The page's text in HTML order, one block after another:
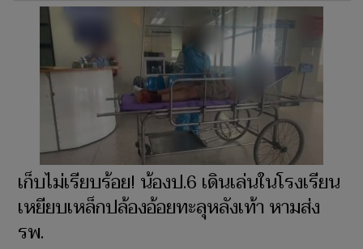
เก็บไม่เรียบร้อย! น้องป.6 เดินเล่นในโรงเรียน
เหยียบเหล็กปล้องอ้อยทะลุหลังเท้า หามส่ง
รพ.